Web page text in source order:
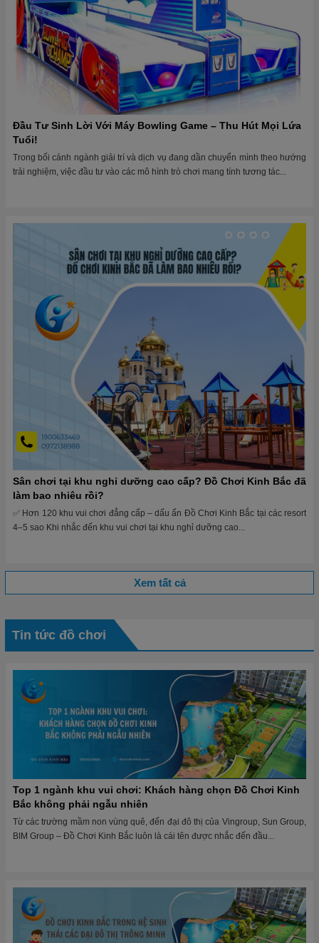
Đầu Tư Sinh Lời Với Máy Bowling Game – Thu Hút Mọi Lứa
Tuổi!
Trong bối cảnh ngành giải trí và dịch vụ đang dần chuyển mình theo hướng
trải nghiệm, việc đầu tư vào các mô hình trò chơi mang tính tương tác...
Sân chơi tại khu nghỉ dưỡng cao cấp? Đồ Chơi Kinh Bắc đã
làm bao nhiêu rồi?
✅ Hơn 120 khu vui chơi đẳng cấp – dấu ấn Đồ Chơi Kinh Bắc tại các resort
4–5 sao Khi nhắc đến khu vui chơi tại khu nghỉ dưỡng cao...
Xem tất cả
Tin tức đồ chơi
Top 1 ngành khu vui chơi: Khách hàng chọn Đồ Chơi Kinh
Bắc không phải ngẫu nhiên
Từ các trường mầm non vùng quê, đến đại đô thị của Vingroup, Sun Group,
BIM Group – Đồ Chơi Kinh Bắc luôn là cái tên được nhắc đến đầu...